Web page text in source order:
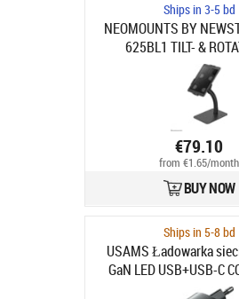
Ships in 3-5 bd
NEOMOUNTS BY
625BL1 TILT- &
COUNTERTOP TABLET
7.9-11" TABLETS -
€79.10
from €1.65/month
BUY NOW
Ships in 5-8 bd
USAMS Ładowarka
GaN LED USB+USB-C
Charging czarna